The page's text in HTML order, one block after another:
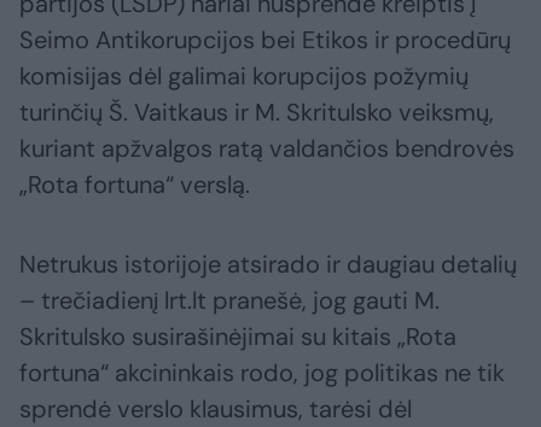
Seimo Antikorupcijos bei Etikos ir procedūrų
komisijas dėl galimai korupcijos požymių
turinčių Š. Vaitkaus ir M. Skritulsko veiksmų,
kuriant apžvalgos ratą valdančios bendrovės
„Rota fortuna“ verslą.
Netrukus istorijoje atsirado ir daugiau detalių
– trečiadienį lrt.lt pranešė, jog gauti M.
Skritulsko susirašinėjimai su kitais „Rota
fortuna“ akcininkais rodo, jog politikas ne tik
sprendė verslo klausimus, tarėsi dėl